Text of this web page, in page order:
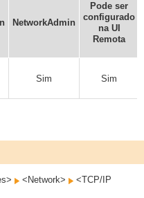
NetworkAdmin
Pode ser
configurado
na UI
Remota
Sim Sim
<Network>
<TCP/IP